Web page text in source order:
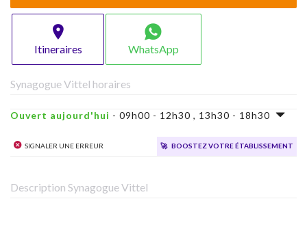
Itineraires WhatsApp
Synagogue Vittel horaires
Ouvert aujourd'hui - 09h00 - 12h30 , 13h30 - 18h30
Signaler une erreur 🚀 Boostez votre établissement
Description Synagogue Vittel